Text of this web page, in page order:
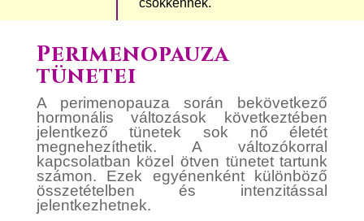
csökkennek.
Perimenopauza
tünetei
A perimenopauza során bekövetkező
hormonális változások következtében
jelentkező tünetek sok nő életét
megnehezíthetik. A változókorral
kapcsolatban közel ötven tünetet tartunk
számon. Ezek egyénenként különböző
összetételben és intenzitással
jelentkezhetnek.